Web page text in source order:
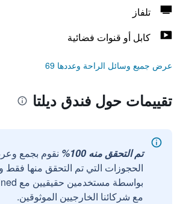
تلفاز
كابل أو قنوات فضائية
عرض جميع وسائل الراحة وعددها 69
تقييمات حول فندق ديلتا
تم التحقق منه 100%
نقوم بجمع
الحجوزات التي تم التحقق منها فقط
مع شركائنا الخارجيين الموثوقين.